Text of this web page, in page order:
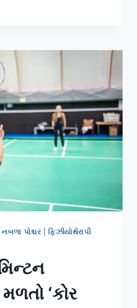
નબળા પોશ્ચર |ફિઝીયોથેરાપી
‘કોર